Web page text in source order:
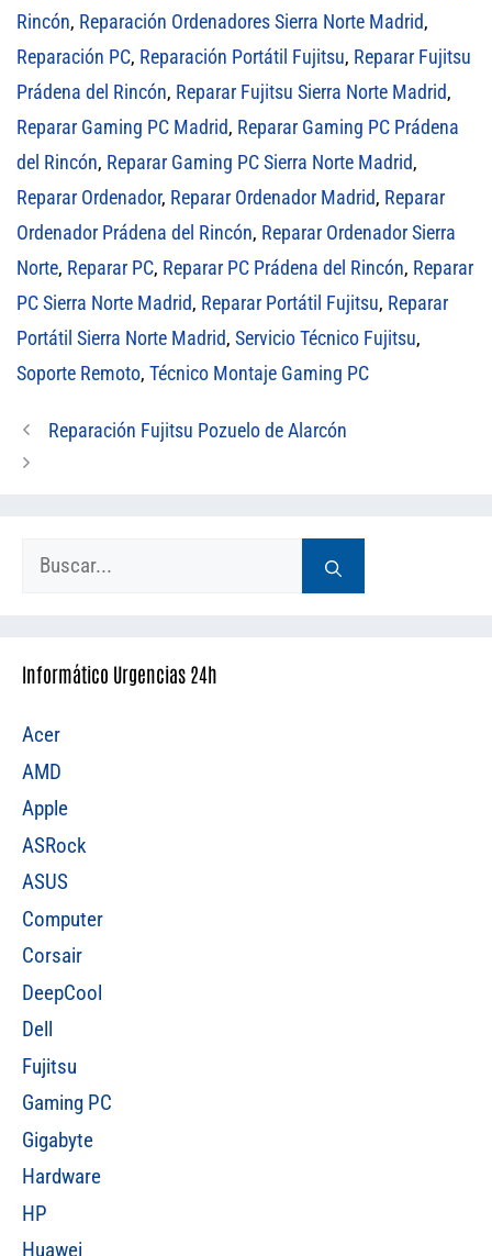
Rincón, Reparación Ordenadores Sierra Norte Madrid,
Reparación PC, Reparación Portátil Fujitsu, Reparar Fujitsu
Prádena del Rincón, Reparar Fujitsu Sierra Norte Madrid,
Reparar Gaming PC Madrid, Reparar Gaming PC Prádena
del Rincón, Reparar Gaming PC Sierra Norte Madrid,
Reparar Ordenador, Reparar Ordenador Madrid, Reparar
Ordenador Prádena del Rincón, Reparar Ordenador Sierra
Norte, Reparar PC, Reparar PC Prádena del Rincón, Reparar
PC Sierra Norte Madrid, Reparar Portátil Fujitsu, Reparar
Portátil Sierra Norte Madrid, Servicio Técnico Fujitsu,
Soporte Remoto, Técnico Montaje Gaming PC
Reparación Fujitsu Pozuelo de Alarcón
Informático Urgencias 24h
Acer
AMD
Apple
ASRock
ASUS
Computer
Corsair
DeepCool
Dell
Fujitsu
Gaming PC
Gigabyte
Hardware
HP
Huawei